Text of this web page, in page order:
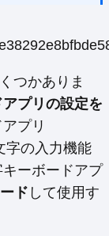
つかありま
プリの設定を
プリ
字の入力機能
ーボードアプ
ド して使用す